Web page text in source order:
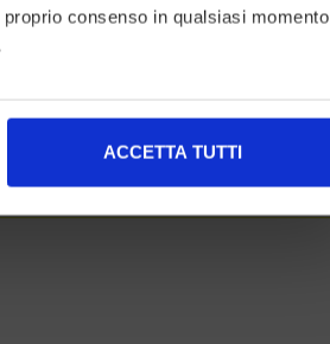
consenso in qualsiasi momento
specifiche (impronte
nellasezione dettagli. Puoi
ACCETTA TUTTI